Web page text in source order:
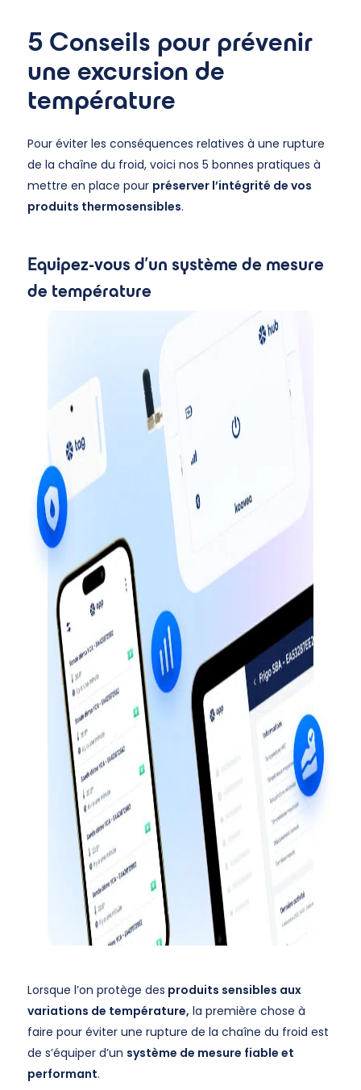
5 Conseils pour prévenir
une excursion de
température
Pour éviter les conséquences relatives à une rupture
de la chaîne du froid, voici nos 5 bonnes pratiques à
mettre en place pour préserver l’intégrité de vos
produits thermosensibles.
Equipez-vous d’un système de mesure
de température
Lorsque l’on protège des produits sensibles aux
variations de température, la première chose à
faire pour éviter une rupture de la chaîne du froid est
de s’équiper d’un système de mesure fiable et
performant.